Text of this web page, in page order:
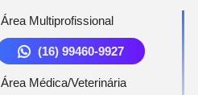
Área Multiprofissional
(16) 99460-9927
Área Médica/Veterinária